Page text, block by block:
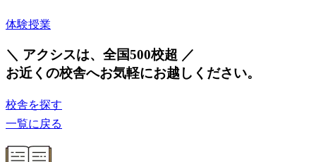
体験授業
＼ アクシスは、全国500校超 ／
お近くの校舎へお気軽にお越しください。
校舎を探す
一覧に戻る